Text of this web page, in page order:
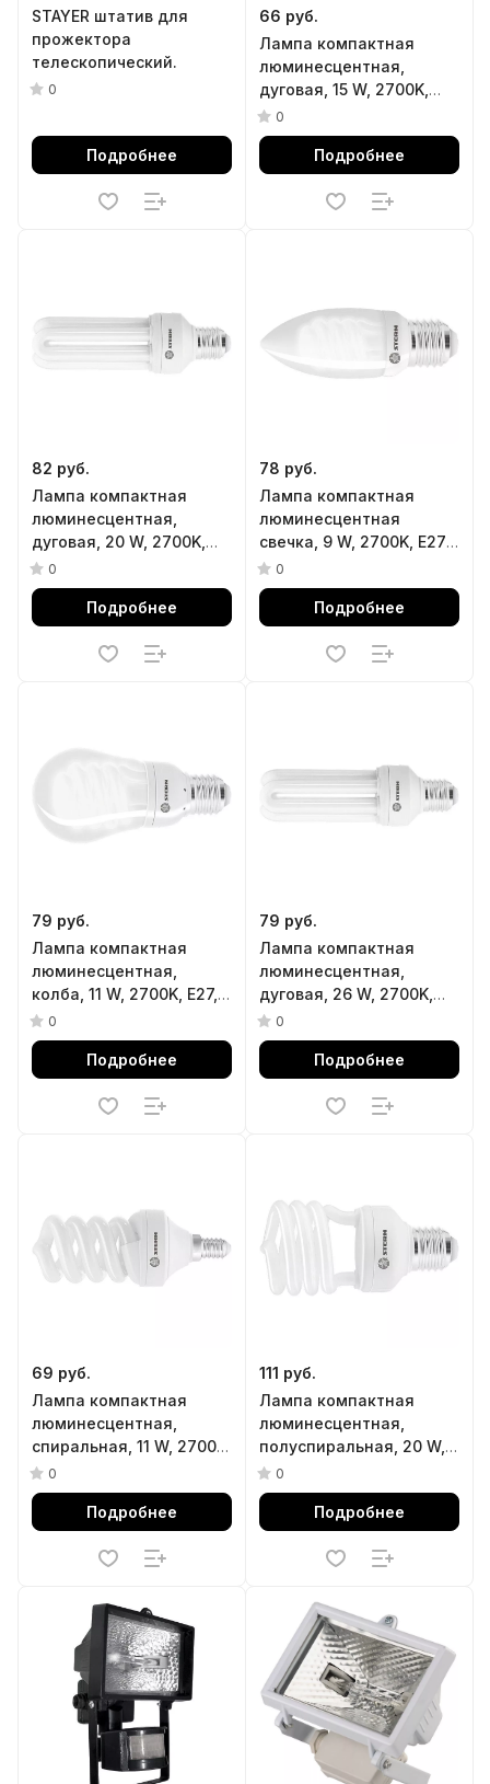
STAYER штатив для
прожектора
телескопический.
0
Подробнее
66 руб.
Лампа компактная
люминесцентная,
дуговая, 15 W, 2700K,
E27, 8000ч Stern
0
Подробнее
82 руб.
Лампа компактная
люминесцентная,
дуговая, 20 W, 2700K,
E27, 8000ч Stern
0
Подробнее
78 руб.
Лампа компактная
люминесцентная
свечка, 9 W, 2700K, E27,
8000ч Stern
0
Подробнее
79 руб.
Лампа компактная
люминесцентная,
колба, 11 W, 2700K, E27,
8000ч Stern
0
Подробнее
79 руб.
Лампа компактная
люминесцентная,
дуговая, 26 W, 2700K,
E27, 8000ч Stern
0
Подробнее
69 руб.
Лампа компактная
люминесцентная,
спиральная, 11 W, 2700K,
E14, 8000ч Stern
0
Подробнее
111 руб.
Лампа компактная
люминесцентная,
полуспиральная, 20 W,
2700K, E27, 8000ч Stern
0
Подробнее